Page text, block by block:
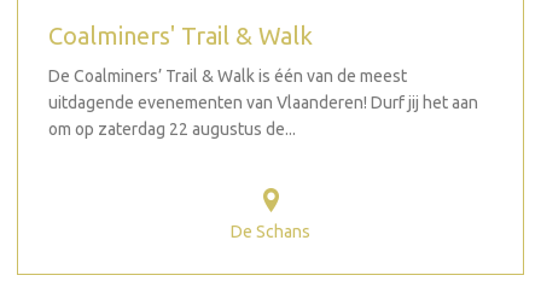
Coalminers' Trail & Walk
De Coalminers’ Trail & Walk is één van de meest
uitdagende evenementen van Vlaanderen! Durf jij het aan
om op zaterdag 22 augustus de...
De Schans